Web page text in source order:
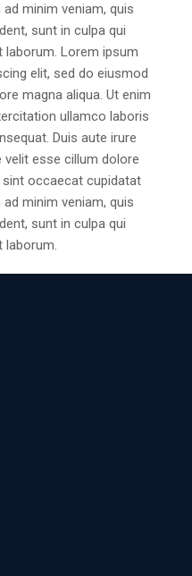
minim veniam, quis
sunt in culpa qui
Lorem ipsum
elit, sed do eiusmod
magna aliqua. Ut enim
ullamco laboris
Duis aute irure
esse cillum dolore
sint occaecat cupidatat
minim veniam, quis
sunt in culpa qui
laborum.